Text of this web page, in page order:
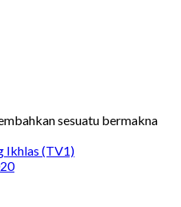
sesuatu bermakna
Ikhlas (TV1)